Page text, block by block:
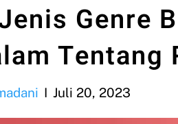
Genre
Tentang
Juli 20, 2023